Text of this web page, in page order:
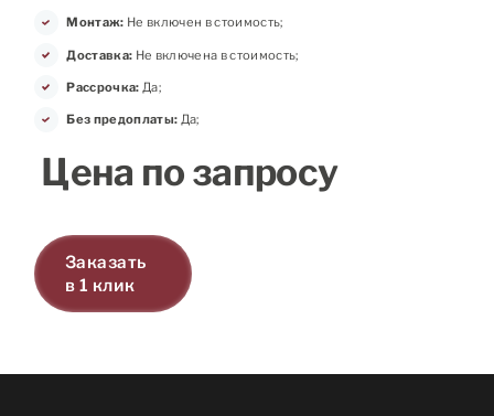
Монтаж: Не включен в стоимость;
Доставка: Не включена в стоимость;
Рассрочка: Да;
Без предоплаты: Да;
Цена по запросу
Заказать
в 1 клик